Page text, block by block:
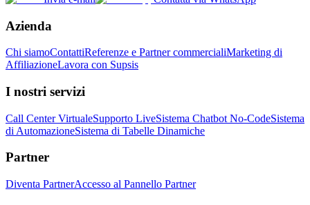
Azienda
Chi siamoContattiReferenze e Partner commercialiMarketing di
AffiliazioneLavora con Supsis
I nostri servizi
Call Center VirtualeSupporto LiveSistema Chatbot No-CodeSistema
di AutomazioneSistema di Tabelle Dinamiche
Partner
Diventa PartnerAccesso al Pannello Partner